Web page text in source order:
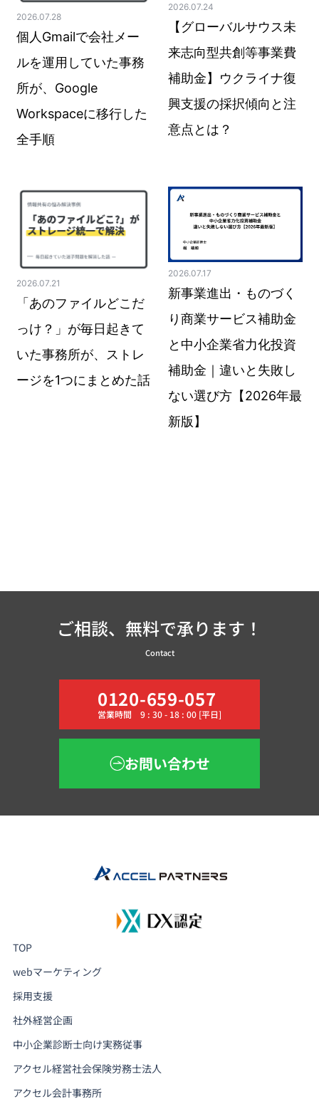
2026.07.28
個人Gmailで会社メー
ルを運用していた事務
所が、Google
Workspaceに移行した
全手順
2026.07.24
【グローバルサウス未
来志向型共創等事業費
補助金】ウクライナ復
興支援の採択傾向と注
意点とは？
2026.07.21
「あのファイルどこだ
っけ？」が毎日起きて
いた事務所が、ストレ
ージを1つにまとめた話
2026.07.17
新事業進出・ものづく
り商業サービス補助金
と中小企業省力化投資
補助金｜違いと失敗し
ない選び方【2026年最
新版】
ご相談、無料で承ります！
Contact
0120-659-057
営業時間 9 : 30 - 18 : 00 [平日]
お問い合わせ
TOP
webマーケティング
採用支援
社外経営企画
中小企業診断士向け実務従事
アクセル経営社会保険労務士法人
アクセル会計事務所